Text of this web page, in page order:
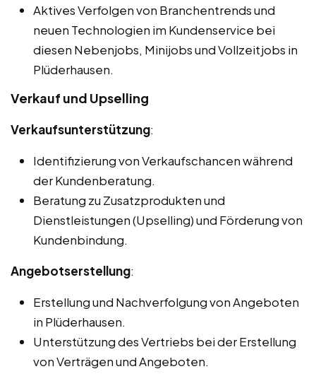
Aktives Verfolgen von Branchentrends und
neuen Technologien im Kundenservice bei
diesen Nebenjobs, Minijobs und Vollzeitjobs in
Plüderhausen.
Verkauf und Upselling
Verkaufsunterstützung:
Identifizierung von Verkaufschancen während
der Kundenberatung.
Beratung zu Zusatzprodukten und
Dienstleistungen (Upselling) und Förderung von
Kundenbindung.
Angebotserstellung:
Erstellung und Nachverfolgung von Angeboten
in Plüderhausen.
Unterstützung des Vertriebs bei der Erstellung
von Verträgen und Angeboten.